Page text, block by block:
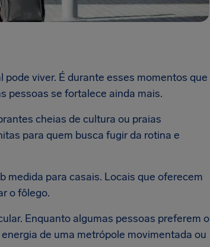
viver. É durante esses momentos que
pessoas se fortalece ainda mais.
cheias de cultura ou praias
para quem busca fugir da rotina e
medida para casais. Locais que oferecem
o fôlego.
Enquanto algumas pessoas preferem o
de uma metrópole movimentada ou